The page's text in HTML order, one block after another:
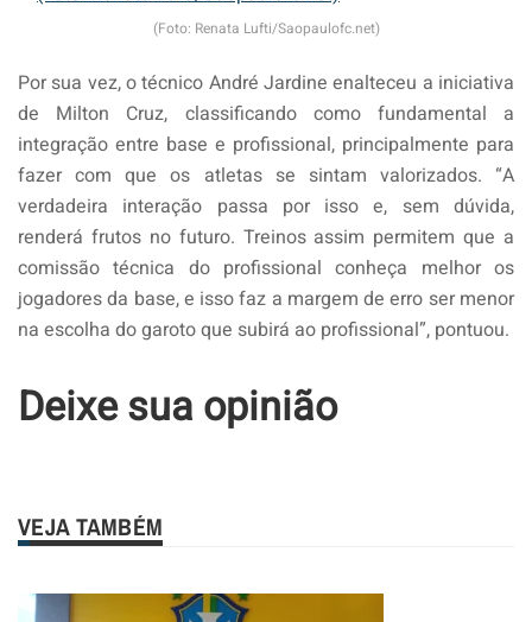
(Foto: Renata Lufti/Saopaulofc.net)
Por sua vez, o técnico André Jardine enalteceu a iniciativa
de Milton Cruz, classificando como fundamental a
integração entre base e profissional, principalmente para
fazer com que os atletas se sintam valorizados. “A
verdadeira interação passa por isso e, sem dúvida,
renderá frutos no futuro. Treinos assim permitem que a
comissão técnica do profissional conheça melhor os
jogadores da base, e isso faz a margem de erro ser menor
na escolha do garoto que subirá ao profissional”, pontuou.
Deixe sua opinião
VEJA TAMBÉM